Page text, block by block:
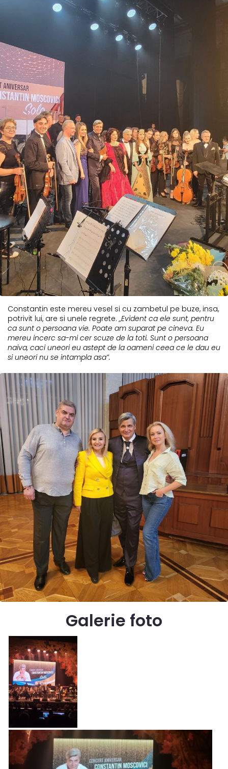
Constantin este mereu vesel si cu zambetul pe buze, insa,
potrivit lui, are si unele regrete. „Evident ca ele sunt, pentru
ca sunt o persoana vie. Poate am suparat pe cineva. Eu
mereu incerc sa-mi cer scuze de la toti. Sunt o persoana
naiva, caci uneori eu astept de la oameni ceea ce le dau eu
si uneori nu se intampla asa”.
Galerie foto